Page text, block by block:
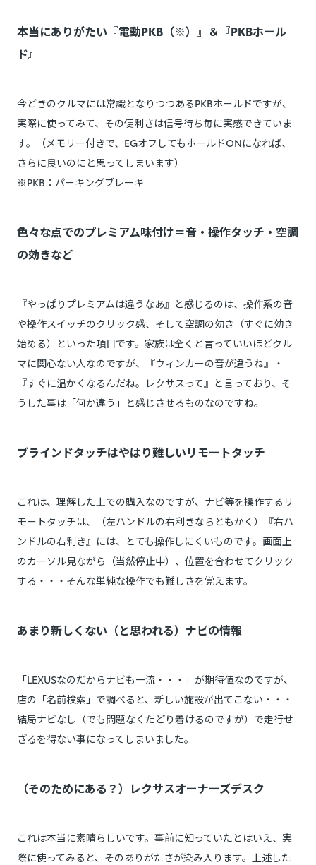
本当にありがたい『電動PKB（※）』＆『PKBホール
ド』
今どきのクルマには常識となりつつあるPKBホールドですが、
実際に使ってみて、その便利さは信号待ち毎に実感できていま
す。（メモリー付きで、EGオフしてもホールドONになれば、
さらに良いのにと思ってしまいます）
※PKB：パーキングブレーキ
色々な点でのプレミアム味付け＝音・操作タッチ・空調
の効きなど
『やっぱりプレミアムは違うなあ』と感じるのは、操作系の音
や操作スイッチのクリック感、そして空調の効き（すぐに効き
始める）といった項目です。家族は全くと言っていいほどクル
マに関心ない人なのですが、『ウィンカーの音が違うね』・
『すぐに温かくなるんだね。レクサスって』と言っており、そ
うした事は「何か違う」と感じさせるものなのですね。
ブラインドタッチはやはり難しいリモートタッチ
これは、理解した上での購入なのですが、ナビ等を操作するリ
モートタッチは、（左ハンドルの右利きならともかく）『右ハ
ンドルの右利き』には、とても操作しにくいものです。画面上
のカーソル見ながら（当然停止中）、位置を合わせてクリック
する・・・そんな単純な操作でも難しさを覚えます。
あまり新しくない（と思われる）ナビの情報
「LEXUSなのだからナビも一流・・・」が期待値なのですが、
店の「名前検索」で調べると、新しい施設が出てこない・・・
結局ナビなし（でも問題なくたどり着けるのですが）で走行せ
ざるを得ない事になってしまいました。
（そのためにある？）レクサスオーナーズデスク
これは本当に素晴らしいです。事前に知っていたとはいえ、実
際に使ってみると、そのありがたさが染み入ります。上述した